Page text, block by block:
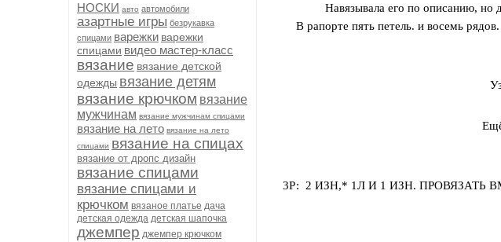
НОСКИ авто автомобили
азартные игры безрукавка
спицами варежки варежки
спицами видео мастер-класс
вязание вязание детской
одежды вязание детям
вязание крючком вязание
мужчинам вязание мужчинам спицами
вязание на лето вязание на лето
спицами вязание на спицах
вязание от дропс дизайн
вязание спицами
вязание спицами и
крючком вязаное платье дача
детская одежда детская шапочка
джемпер джемпер крючком
Навязывала его по описанию, но
В рапорте пять петель. и восемь
3Р: 2 ИЗН,* 1Л И 1 ИЗН. ПРОВЯЗАТЬ